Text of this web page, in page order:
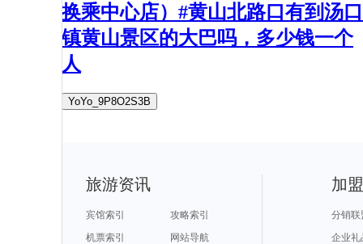
换乘中心店）#黄山北路口有到汤口
镇黄山景区的大巴吗，多少钱一个
人
YoYo_9P8O2S3B
旅游资讯
宾馆索引
攻略索引
机票索引
网站导航
加
分销联
企业礼